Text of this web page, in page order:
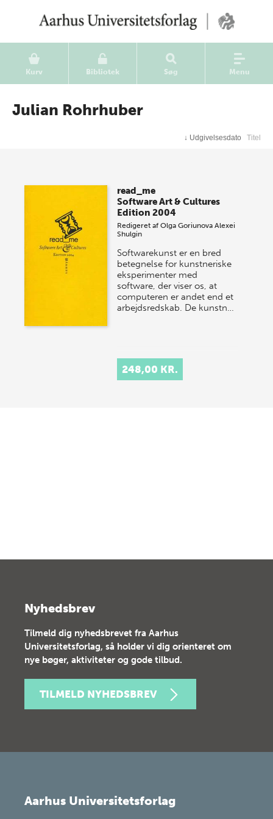
Kurv Bibliotek Søg Menu
Julian Rohrhuber
↓ Udgivelsesdato Titel
read_me
Software Art & Cultures
Edition 2004
Redigeret afOlga Goriunova Alexei
Shulgin
Softwarekunst er en bred
betegnelse for kunstneriske
eksperimenter med
software, der viser os, at
computeren er andet end et
arbejdsredskab. De kunstn…
248,00 KR.
Nyhedsbrev
Tilmeld dig nyhedsbrevet fra Aarhus
Universitetsforlag, så holder vi dig orienteret om
nye bøger, aktiviteter og gode tilbud.
TILMELD NYHEDSBREV
Aarhus Universitetsforlag